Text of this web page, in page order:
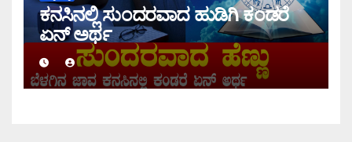
ಕನಸಿನಲ್ಲಿ ಸುಂದರವಾದ ಹುಡಿಗಿ ಕಂಡರೆ
ಏನ್ ಅರ್ಥ